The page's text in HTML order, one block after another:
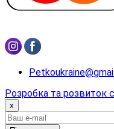
Розробка та розвиток
x